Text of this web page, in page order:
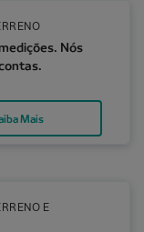
as contas.
Nós
Mais
E